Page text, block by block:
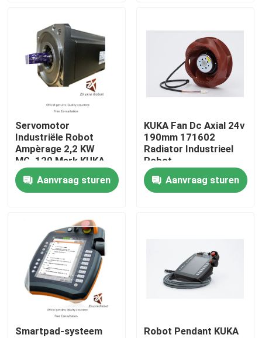
Producten
Video's
VR-show
Over ons
Fabriekstocht
Kwaliteitscontrole
Neem contact met ons op
Nieuws
Gevallen
Servomotor
Industriële Robot
Ampèrage 2,2 KW
MG_120 Merk KUKA
Aanvraag sturen
KUKA Fan Dc Axial 24v
190mm 171602
Radiator Industrieel
Robot
Aanvraag sturen
Smartpad-systeem
Robot Pendant KUKA